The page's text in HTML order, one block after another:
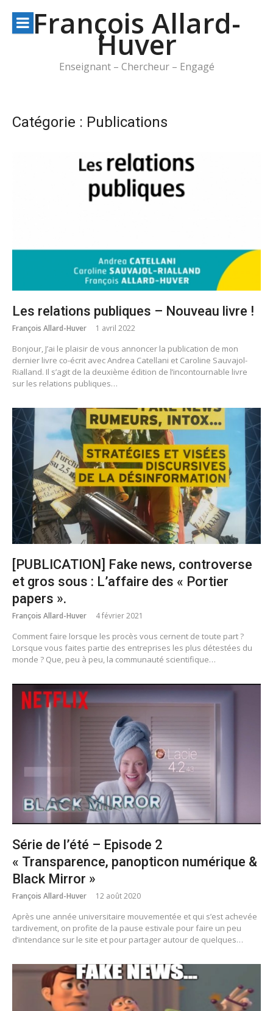
contenuFrançois Allard-
Huver
Enseignant – Chercheur – Engagé
Catégorie : Publications
Les relations publiques – Nouveau livre !
François Allard-Huver 1 avril 2022
Bonjour, J’ai le plaisir de vous annoncer la publication de mon
dernier livre co-écrit avec Andrea Catellani et Caroline Sauvajol-
Rialland. Il s’agit de la deuxième édition de l’incontournable livre
sur les relations publiques…
[PUBLICATION] Fake news, controverse
et gros sous : L’affaire des « Portier
papers ».
François Allard-Huver 4 février 2021
Comment faire lorsque les procès vous cernent de toute part ?
Lorsque vous faites partie des entreprises les plus détestées du
monde ? Que, peu à peu, la communauté scientifique…
Série de l’été – Episode 2
« Transparence, panopticon numérique &
Black Mirror »
François Allard-Huver 12 août 2020
Après une année universitaire mouvementée et qui s’est achevée
tardivement, on profite de la pause estivale pour faire un peu
d’intendance sur le site et pour partager autour de quelques…